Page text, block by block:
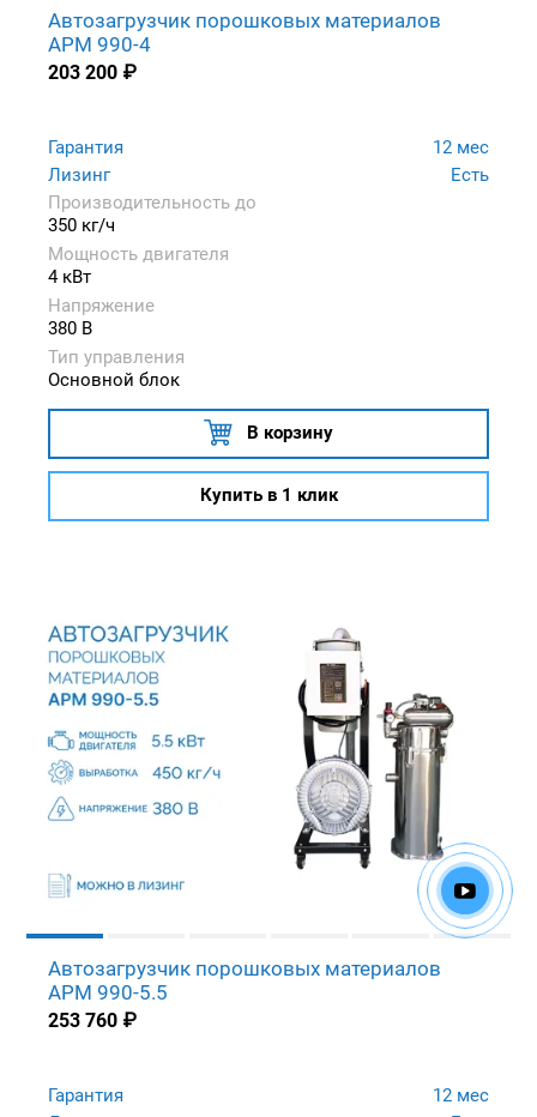
Автозагрузчик порошковых материалов
APM 990-4
203 200 ₽
Гарантия
12 мес
Лизинг
Есть
Производительность до
350 кг/ч
Мощность двигателя
4 кВт
Напряжение
380 В
Тип управления
Основной блок
В корзину
Купить в 1 клик
Автозагрузчик порошковых материалов
APM 990-5.5
253 760 ₽
Гарантия
12 мес